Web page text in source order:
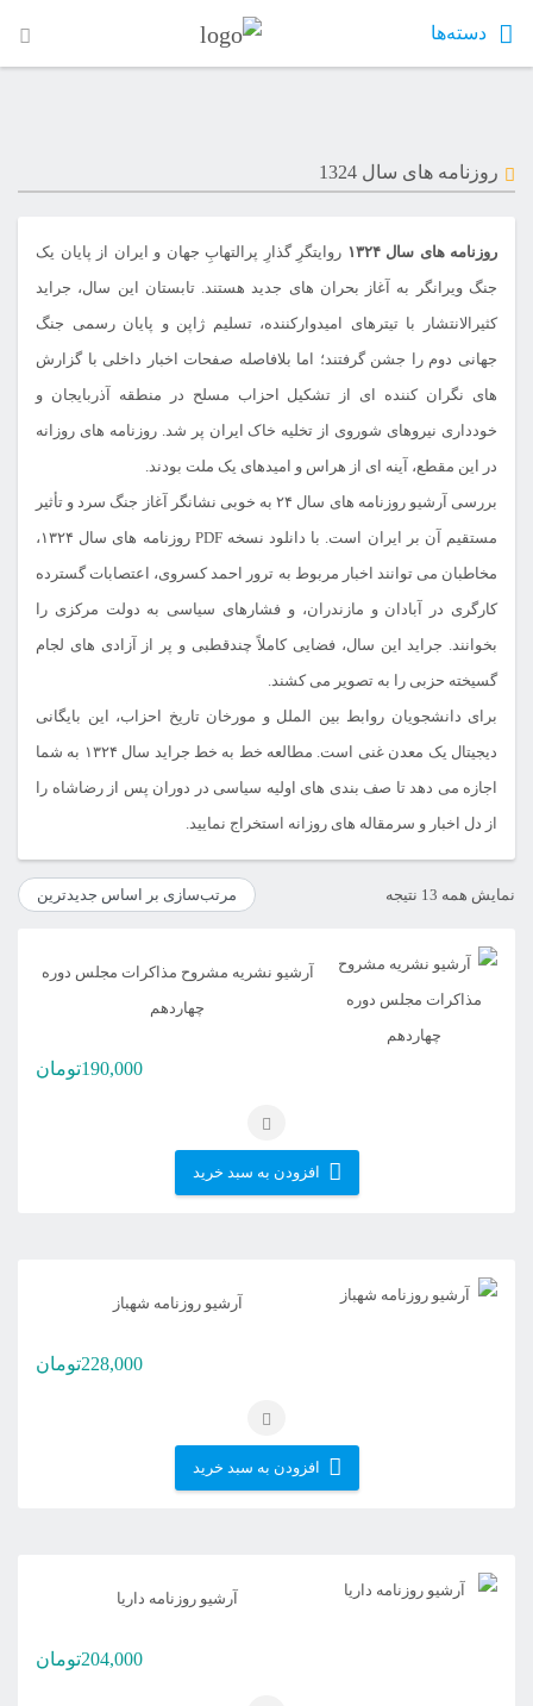
دسته‌ها
روزنامه های سال 1324
روزنامه های سال ۱۳۲۴
روایتگرِ گذارِ پرالتهابِ جهان و ایران از پایان یک
جنگ ویرانگر به آغاز بحران های جدید هستند. تابستان این سال، جراید
کثیرالانتشار با تیترهای امیدوارکننده، تسلیم ژاپن و پایان رسمی جنگ
جهانی دوم را جشن گرفتند؛ اما بلافاصله صفحات اخبار داخلی با گزارش
های نگران کننده ای از تشکیل احزاب مسلح در منطقه آذربایجان و
خودداری نیروهای شوروی از تخلیه خاک ایران پر شد. روزنامه های روزانه
در این مقطع، آینه ای از هراس و امیدهای یک ملت بودند.
بررسی آرشیو روزنامه های سال ۲۴ به خوبی نشانگر آغاز جنگ سرد و تأثیر
مستقیم آن بر ایران است. با دانلود نسخه PDF روزنامه های سال ۱۳۲۴،
مخاطبان می توانند اخبار مربوط به ترور احمد کسروی، اعتصابات گسترده
کارگری در آبادان و مازندران، و فشارهای سیاسی به دولت مرکزی را
بخوانند. جراید این سال، فضایی کاملاً چندقطبی و پر از آزادی های لجام
گسیخته حزبی را به تصویر می کشند.
برای دانشجویان روابط بین الملل و مورخان تاریخ احزاب، این بایگانی
دیجیتال یک معدن غنی است. مطالعه خط به خط جراید سال ۱۳۲۴ به شما
اجازه می دهد تا صف بندی های اولیه سیاسی در دوران پس از رضاشاه را
از دل اخبار و سرمقاله های روزانه استخراج نمایید.
نمایش همه 13 نتیجه
اساس
جدیدترین
آرشیو نشریه مشروح مذاکرات مجلس دوره
چهاردهم
190,000تومان
افزودن به سبد خرید
آرشیو روزنامه شهباز
228,000تومان
افزودن به سبد خرید
آرشیو روزنامه داریا
204,000تومان